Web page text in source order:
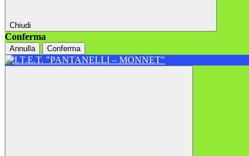
Chiudi
Conferma
Annulla Conferma